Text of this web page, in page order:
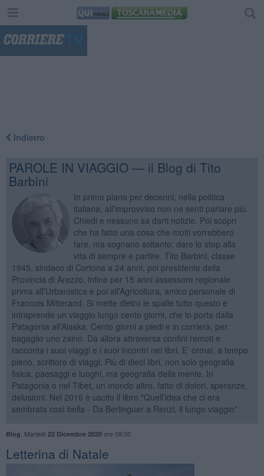
Indietro
PAROLE IN VIAGGIO — il Blog di Tito
Barbini
In primo piano per decenni, nella politica
italiana, all’improvviso non ne senti parlare più.
Chiedi e nessuno sa darti notizie. Poi scopri
che ha fatto una cosa che molti vorrebbero
fare, ma sognano soltanto: dare lo stop alla
vita di sempre e partire. Tito Barbini, classe
1945, sindaco di Cortona a 24 anni, poi presidente della
Provincia di Arezzo, infine per 15 anni assessore regionale
prima all’Urbanistica e poi all’Agricoltura, amico personale di
Francois Mitterand. Si mette dietro le spalle tutto questo e
intraprende un viaggio lungo cento giorni, che lo porta dalla
Patagonia all’Alaska. Cento giorni a piedi e in corriera, per
bagaglio uno zaino. Da allora attraversa confini remoti e
racconta i suoi viaggi e i suoi incontri nei libri. E’ ormai, a tempo
pieno, scrittore di viaggi. Più di dieci libri, non solo geografia
fisica, paesaggi e luoghi, ma geografia della mente. In
Patagonia o nel Tibet, un mondo altro, fatto di dolori, speranze,
delusioni. Nel 2016 è uscito il libro "Quell’idea che ci era
sembrata così bella - Da Berlinguer a Renzi, il lungo viaggio"
Blog Martedì 22 Dicembre 2020ore 09:00
Letterina di Natale